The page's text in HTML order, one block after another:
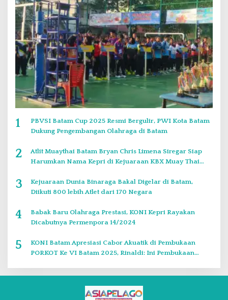
1
PBVSI Batam Cup 2025 Resmi Bergulir, PWI Kota Batam
Dukung Pengembangan Olahraga di Batam
2
Atlit Muaythai Batam Bryan Chris Limena Siregar Siap
Harumkan Nama Kepri di Kejuaraan KBX Muay Thai
3
Kejuaraan Dunia Binaraga Bakal Digelar di Batam,
Diikuti 800 lebih Atlet dari 170 Negara
4
Babak Baru Olahraga Prestasi, KONI Kepri Rayakan
Dicabutnya Permenpora 14/2024
5
KONI Batam Apresiasi Cabor Akuatik di Pembukaan
PORKOT Ke VI Batam 2025, Rinaldi: Ini Pembukaan